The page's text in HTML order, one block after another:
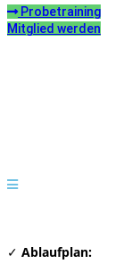
Probetraining
Mitglied werden
✓ Ablaufplan: